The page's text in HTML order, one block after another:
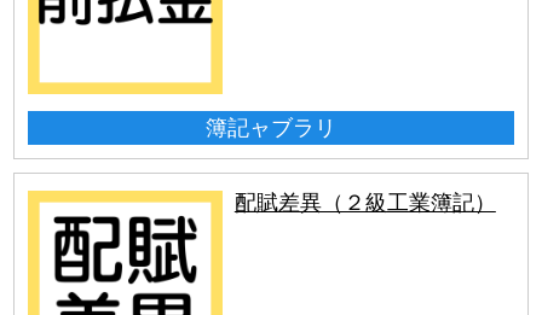
簿記ャブラリ
配賦差異（２級工業簿記）